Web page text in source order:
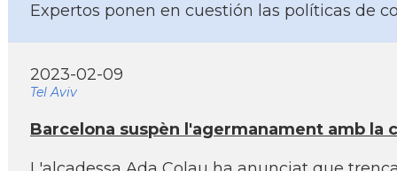
Expertos ponen en cuestión las polí­ticas de
2023-02-09
Tel Aviv
Barcelona suspèn l'agermanament amb la